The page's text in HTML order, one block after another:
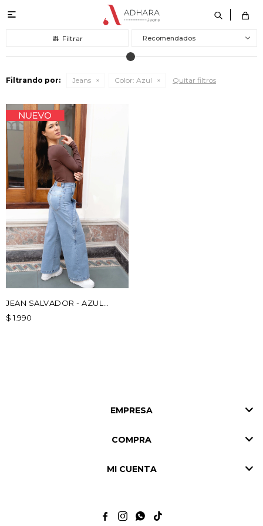

Recomendados
Filtrando por: Jeans Color: Azul Quitar filtros
JEAN SALVADOR - AZUL
CLARO
$ 1.990
EMPRESA
COMPRA
MI CUENTA
   